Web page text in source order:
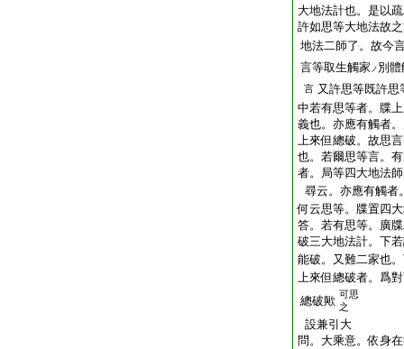
大地法計也。是以
許如思等大地法故
地法二師了。故今
言等取生觸家 ノ 別
言 又許思等既許思
中若有思等者。牒
義也。亦應有觸者
上來但總破。故思
也。若爾思等言。
者。局等四大地法
尋云。亦應有觸者
何云思等。牒置四
答。若有思等。廣
破三大地法計。下
能破。又難二家也
上來但總破者。爲
總破歟 可思
之
設兼引大
問。大乘意。依身